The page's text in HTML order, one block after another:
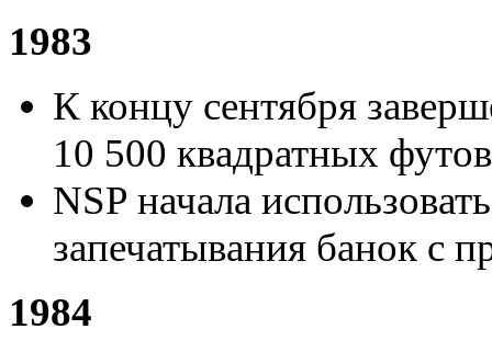
1983
К концу сентября
10 500 квадратных
NSP начала
запечатывания банок с
1984